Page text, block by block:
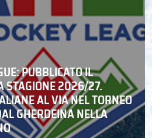
PUBBLICATO IL
STAGIONE 2026/27.
AL VIA NEL TORNEO
GHERDEINA NELLA